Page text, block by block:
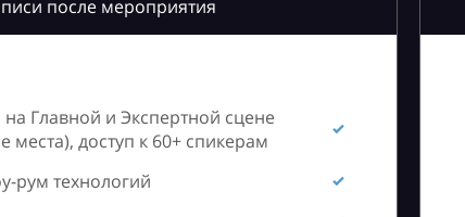
после мероприятия
Главной и Экспертной сцене
доступ к 60+ спикерам
рум технологий